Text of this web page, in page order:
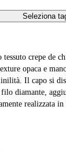
Seleziona
crepe de
opaca e
Il capo si
diamante,
realizzata